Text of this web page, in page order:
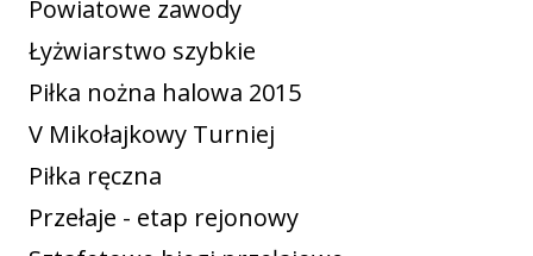
Powiatowe zawody
Łyżwiarstwo szybkie
Piłka nożna halowa 2015
V Mikołajkowy Turniej
Piłka ręczna
Przełaje - etap rejonowy